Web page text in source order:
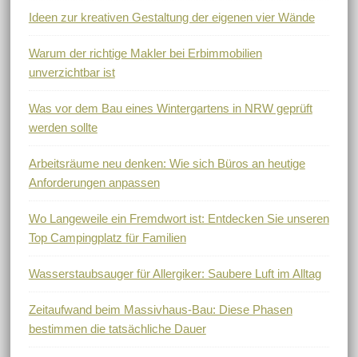
Ideen zur kreativen Gestaltung der eigenen vier Wände
Warum der richtige Makler bei Erbimmobilien
unverzichtbar ist
Was vor dem Bau eines Wintergartens in NRW geprüft
werden sollte
Arbeitsräume neu denken: Wie sich Büros an heutige
Anforderungen anpassen
Wo Langeweile ein Fremdwort ist: Entdecken Sie unseren
Top Campingplatz für Familien
Wasserstaubsauger für Allergiker: Saubere Luft im Alltag
Zeitaufwand beim Massivhaus-Bau: Diese Phasen
bestimmen die tatsächliche Dauer